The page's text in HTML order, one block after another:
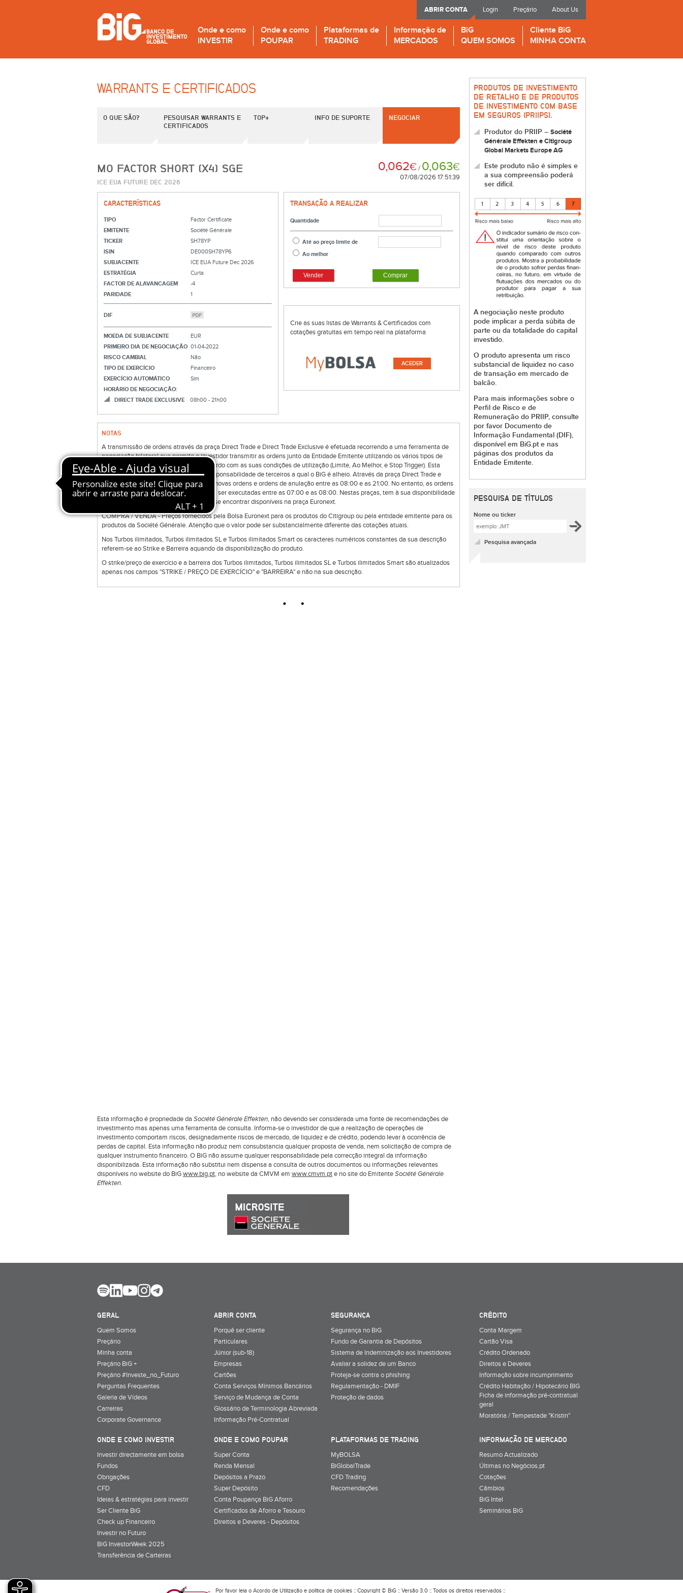
Login Preçário About Us
ABRIR CONTA
Onde e como
INVESTIR
Onde e como
POUPAR
Plataformas de
TRADING
Informação de
MERCADOS
BiG
QUEM SOMOS
Cliente BiG
MINHA CONTA
WARRANTS E CERTIFICADOS
O QUE SÃO?
PESQUISAR WARRANTS E
CERTIFICADOS
TOP+ INFO DE SUPORTE NEGOCIAR
MO FACTOR SHORT (X4) SGE
ICE EUA FUTURE DEC 2026
0,062€/ 0,063€
07/08/2026 17:51:39
CARACTERÍSTICAS
TIPO
Factor Certificate
EMITENTE
Société Générale
TICKER
SH78YP
ISIN
DE000SH78YP6
SUBJACENTE
ICE EUA Future Dec 2026
ESTRATÉGIA
Curta
FACTOR DE ALAVANCAGEM
-4
PARIDADE
1
DIF
MOEDA DE SUBJACENTE
EUR
PRIMEIRO DIA DE NEGOCIAÇÃO 01-04-2022
RISCO CAMBIAL
Não
TIPO DE EXERCÍCIO
Financeiro
EXERCÍCIO AUTOMÁTICO
Sim
HORÁRIO DE NEGOCIAÇÃO:
DIRECT TRADE EXCLUSIVE
08h00 - 21h00
TRANSAÇÃO A REALIZAR
Quantidade
Até ao preço limite de
Ao melhor
Vender Comprar
Crie as suas listas de Warrants & Certificados com
cotações gratuitas em tempo real na plataforma
ACEDER
NOTAS
A transmissão de ordens através da praça Direct Trade e Direct Trade Exclusive é efetuada recorrendo a uma ferramenta de
negociação bilateral que permite o investidor transmitir as ordens junto da Entidade Emitente utilizando os vários tipos de
ordens disponíveis na ferramenta de acordo com as suas condições de utilização (Limite, Ao Melhor, e Stop Trigger). Esta
ferramenta e a sua manutenção é da responsabilidade de terceiros a qual o BiG é alheio. Através da praça Direct Trade e
Direct Trade Exclusive poderá transmitir novas ordens e ordens de anulação entre as 08:00 e as 21:00. No entanto, as ordens
colocadas em sessões anteriores podem ser executadas entre as 07:00 e as 08:00. Nestas praças, tem à sua disponibilidade
uma gama de produtos que podem não se encontrar disponíveis na praça Euronext.
COMPRA / VENDA - Preços fornecidos pela Bolsa Euronext para os produtos do Citigroup ou pela entidade emitente para os
produtos da Société Générale. Atenção que o valor pode ser substancialmente diferente das cotações atuais.
Nos Turbos ilimitados, Turbos ilimitados SL e Turbos ilimitados Smart os caracteres numéricos constantes da sua descrição
referem-se ao Strike e Barreira aquando da disponibilização do produto.
O strike/preço de exercício e a barreira dos Turbos ilimitados, Turbos ilimitados SL e Turbos ilimitados Smart são atualizados
apenas nos campos "STRIKE / PREÇO DE EXERCÍCIO" e "BARREIRA" e não na sua descrição.
Esta informação é propriedade da Société Générale Effekten, não devendo ser considerada uma fonte de recomendações de
investimento mas apenas uma ferramenta de consulta. Informa-se o investidor de que a realização de operações de
investimento comportam riscos, designadamente riscos de mercado, de liquidez e de crédito, podendo levar à ocorrência de
perdas de capital. Esta informação não produz nem consubstancia qualquer proposta de venda, nem solicitação de compra de
qualquer instrumento financeiro. O BiG não assume qualquer responsabilidade pela correcção integral da informação
disponibilizada. Esta informação não substitui nem dispensa a consulta de outros documentos ou informações relevantes
disponíveis no website do BiGwww.big.pt, no website da CMVM em www.cmvm.pte no site do EmitenteSociété Générale
Effekten.
PRODUTOS DE INVESTIMENTO
DE RETALHO E DE PRODUTOS
DE INVESTIMENTO COM BASE
EM SEGUROS (PRIIPS).
Produtor do PRIIP – Société
Générale Effekten e Citigroup
Global Markets Europe AG
Este produto não é simples e
a sua compreensão poderá
ser difícil.
A negociação neste produto
pode implicar a perda súbita de
parte ou da totalidade do capital
investido.
O produto apresenta um risco
substancial de liquidez no caso
de transação em mercado de
balcão.
Para mais informações sobre o
Perfil de Risco e de
Remuneração do PRIIP, consulte
por favor Documento de
Informação Fundamental (DIF),
disponível em BiG.pt e nas
páginas dos produtos da
Entidade Emitente.
PESQUISA DE TÍTULOS
Nome ou ticker
Pesquisa avançada
GERAL
Quem Somos
Preçário
Minha conta
Preçário BiG +
Preçário #Investe_no_Futuro
Perguntas Frequentes
Galeria de Vídeos
Carreiras
Corporate Governance
ABRIR CONTA
Porquê ser cliente
Particulares
Júnior (sub-18)
Empresas
Cartões
Conta Serviços Mínimos Bancários
Serviço de Mudança de Conta
Glossário de Terminologia Abreviada
Informação Pré-Contratual
SEGURANÇA
Segurança no BiG
Fundo de Garantia de Depósitos
Sistema de Indemnização aos Investidores
Avaliar a solidez de um Banco
Proteja-se contra o phishing
Regulamentação - DMIF
Proteção de dados
CRÉDITO
Conta Margem
Cartão Visa
Crédito Ordenado
Direitos e Deveres
Informação sobre incumprimento
Crédito Habitação / Hipotecário BIG
Ficha de informação pré-contratual
geral
Moratória / Tempestade "Kristin"
ONDE E COMO INVESTIR
Investir directamente em bolsa
Fundos
Obrigações
CFD
Ideias & estratégias para investir
Ser Cliente BiG
Check up Financeiro
Investir no Futuro
BiG InvestorWeek 2025;
Transferência de Carteiras;
ONDE E COMO POUPAR
Super Conta
Renda Mensal
Depósitos a Prazo
Super Depósito
Conta Poupança BiG Aforro
Certificados de Aforro e Tesouro
Direitos e Deveres - Depósitos
PLATAFORMAS DE TRADING
MyBOLSA
BiGlobalTrade
CFD Trading
Recomendações
INFORMAÇÃO DE MERCADO
Resumo Actualizado
Últimas no Negócios.pt
Cotações
Câmbios
BiG Intel
Seminários BiG
Por favor leia o Acordo de Utilizaçãoe política de cookies:: Copyright © BiG :: Versão 3.0 :: Todos os direitos reservados ::